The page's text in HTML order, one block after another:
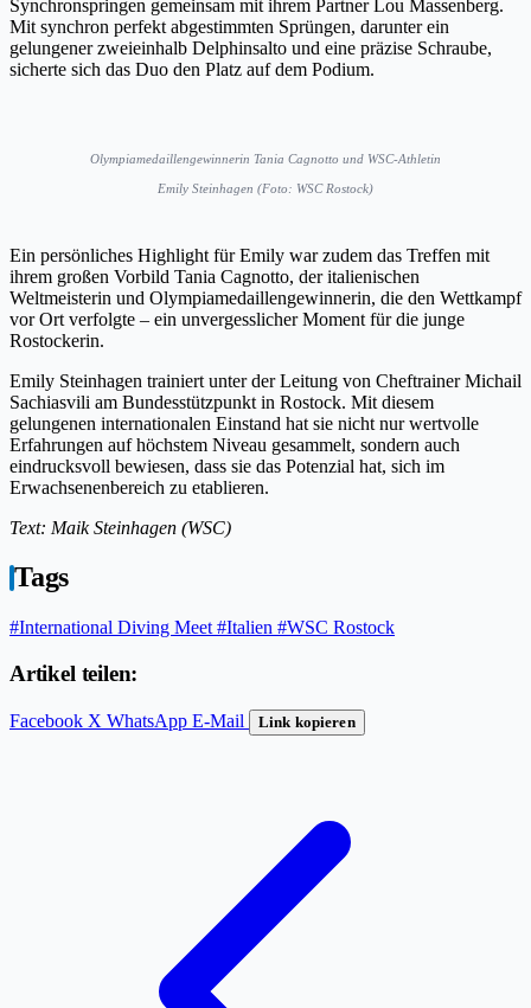
Synchronspringen gemeinsam mit ihrem Partner Lou Massenberg.
Mit synchron perfekt abgestimmten Sprüngen, darunter ein
gelungener zweieinhalb Delphinsalto und eine präzise Schraube,
sicherte sich das Duo den Platz auf dem Podium.
Olympiamedaillengewinnerin Tania Cagnotto und WSC-Athletin
Emily Steinhagen (Foto: WSC Rostock)
Ein persönliches Highlight für Emily war zudem das Treffen mit
ihrem großen Vorbild Tania Cagnotto, der italienischen
Weltmeisterin und Olympiamedaillengewinnerin, die den Wettkampf
vor Ort verfolgte – ein unvergesslicher Moment für die junge
Rostockerin.
Emily Steinhagen trainiert unter der Leitung von Cheftrainer Michail
Sachiasvili am Bundesstützpunkt in Rostock. Mit diesem
gelungenen internationalen Einstand hat sie nicht nur wertvolle
Erfahrungen auf höchstem Niveau gesammelt, sondern auch
eindrucksvoll bewiesen, dass sie das Potenzial hat, sich im
Erwachsenenbereich zu etablieren.
Text: Maik Steinhagen (WSC)
Tags
#International Diving Meet #Italien #WSC Rostock
Artikel teilen:
Facebook X WhatsApp E-Mail Link kopieren